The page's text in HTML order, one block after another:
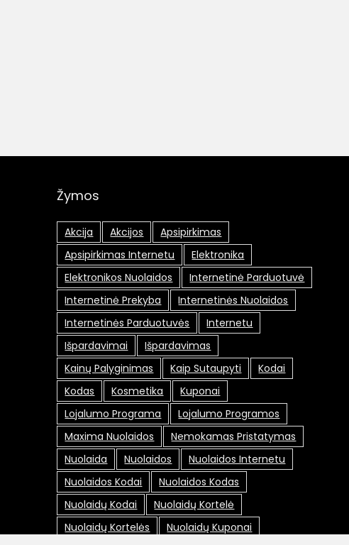
Žymos
Akcija Akcijos
Apsipirkimas
Apsipirkimas Internetu
Elektronika
Elektronikos Nuolaidos
Internetinė Parduotuvė
Internetinė Prekyba
Internetinės Nuolaidos
Internetinės Parduotuvės
Internetu
Išpardavimai
Išpardavimas
Kainų Palyginimas
Kaip Sutaupyti
Kodai
Kodas
Kosmetika
Kuponai
Lojalumo Programa
Lojalumo Programos
Maxima Nuolaidos
Nemokamas Pristatymas
Nuolaida
Nuolaidos
Nuolaidos Internetu
Nuolaidos Kodai
Nuolaidos Kodas
Nuolaidų Kodai
Nuolaidų Kortelė
Nuolaidų Kortelės
Nuolaidų Kuponai